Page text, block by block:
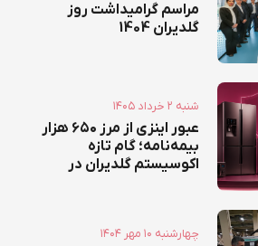
مراسم گرامیداشت روز
گلدیران 1404
۱۴۰۵ شنبه ۲ خرداد
عبور اینزی از مرز ۶۵۰ هزار
بیمه‌نامه؛ گام تازه
اکوسیستم گلدیران در
۱۴۰۴ چهارشنبه ۱۰ مهر